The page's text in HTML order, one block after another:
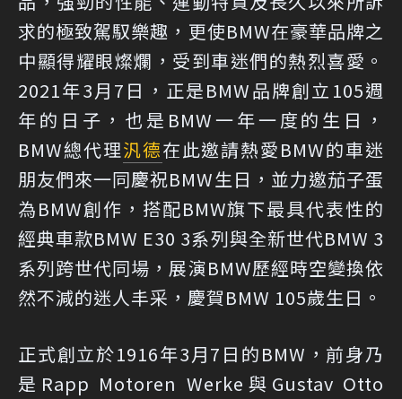
求的極致駕馭樂趣，更使BMW在豪華品牌之
中顯得耀眼燦爛，受到車迷們的熱烈喜愛。
2021年3月7日，正是BMW品牌創立105週
年的日子，也是BMW一年一度的生日，
BMW總代理汎德在此邀請熱愛BMW的車迷
朋友們來一同慶祝BMW生日，並力邀茄子蛋
為BMW創作，搭配BMW旗下最具代表性的
經典車款BMW E30 3系列與全新世代BMW 3
系列跨世代同場，展演BMW歷經時空變換依
然不減的迷人丰采，慶賀BMW 105歲生日。
正式創立於1916年3月7日的BMW，前身乃
是Rapp Motoren Werke與Gustav Otto